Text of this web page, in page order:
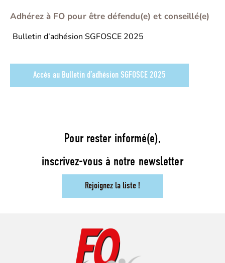
Adhérez à FO pour être défendu(e) et conseillé(e)
Bulletin d’adhésion SGFOSCE 2025
Accès au Bulletin d’adhésion SGFOSCE 2025
Pour rester informé(e),
inscrivez-vous à notre newsletter
Rejoignez la liste !